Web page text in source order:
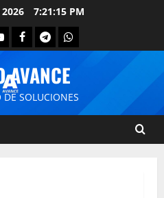
7:21:15 PM
AVANCE
DE SOLUCIONES